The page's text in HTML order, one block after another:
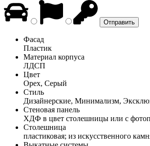
Фасад
Пластик
Материал корпуса
ЛДСП
Цвет
Орех, Серый
Стиль
Дизайнерские, Минимализм,
Стеновая панель
ХДФ в цвет столешницы или с
Столешница
пластиковая; из искусственного